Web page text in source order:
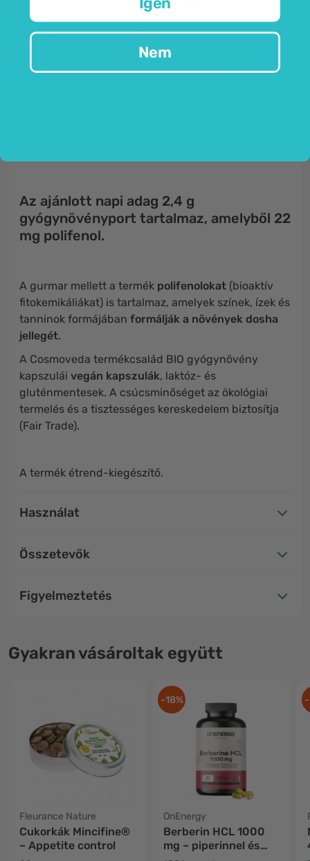
kiegyensúlyozásával szabályozza a
Dosha* harmonikus egyensúlyát.
ízt biztosít
nyugtatja a pitta és kapha
Az ajánlott napi adag 2,4 g
gyógynövényport tartalmaz, amelyből 22
mg polifenol.
A gurmar mellett a termék polifenolokat (bioaktív
fitokemikáliákat) is tartalmaz, amelyek színek, ízek és
tanninok formájában formálják a növények dosha
jellegét.
A Cosmoveda termékcsalád BIO gyógynövény
kapszulái vegán kapszulák, laktóz- és
gluténmentesek. A csúcsminőséget az ökológiai
termelés és a tisztességes kereskedelem biztosítja
(Fair Trade).
A termék étrend-kiegészítő.
Használat
Összetevők
Figyelmeztetés
Gyakran vásároltak együtt
Fleurance Nature
Cukorkák Mincifine®
– Appetite control
-18%
OnEnergy
Berberin HCL 1000
mg – piperinnel és
Nem